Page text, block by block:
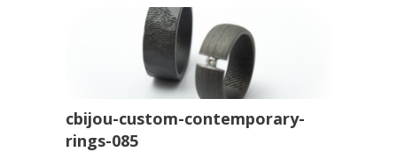
cbijou-custom-contemporary-
rings-085